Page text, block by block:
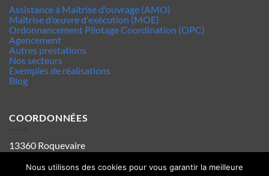
Assistance à Maîtrise d'ouvrage (AMO)
Maîtrise d’œuvre d'exécution (MOE)
Ordonnancement Pilotage Coordination (OPC)
Agencement
Autres prestations
Nos secteurs
Exemples de réalisations
Blog
COORDONNÉES
13360 Roquevaire
Tel : 06.63.70.62.44
Mentions legales
Nous utilisons des cookies pour vous garantir la meilleure